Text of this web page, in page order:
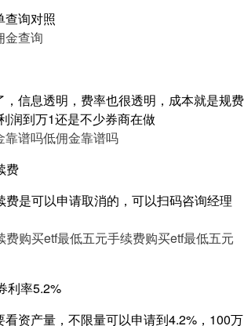
查询对照
金查询
信息透明，费率也很透明，成本就是规费
润到万1还是不少券商在做
靠谱吗低佣金靠谱吗
费
费是可以申请取消的，可以扫码咨询经理
费购买etf最低五元手续费购买etf最低五元
利率5.2%
看资产量，不限量可以申请到4.2%，100万